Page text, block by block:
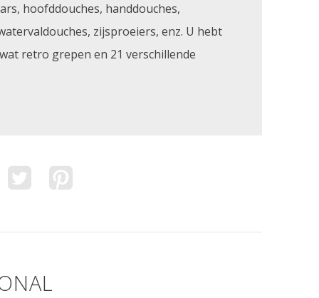
hoofddouches, handdouches,
zijsproeiers, enz. U hebt
retro grepen en 21 verschillende